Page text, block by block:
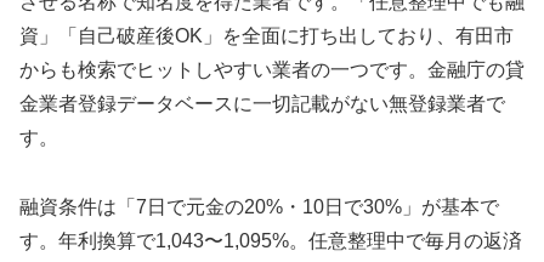
資」「自己破産後OK」を全面に打ち出しており、有田市
からも検索でヒットしやすい業者の一つです。金融庁の貸
金業者登録データベースに一切記載がない無登録業者で
す。
融資条件は「7日で元金の20%・10日で30%」が基本で
す。年利換算で1,043〜1,095%。任意整理中で毎月の返済